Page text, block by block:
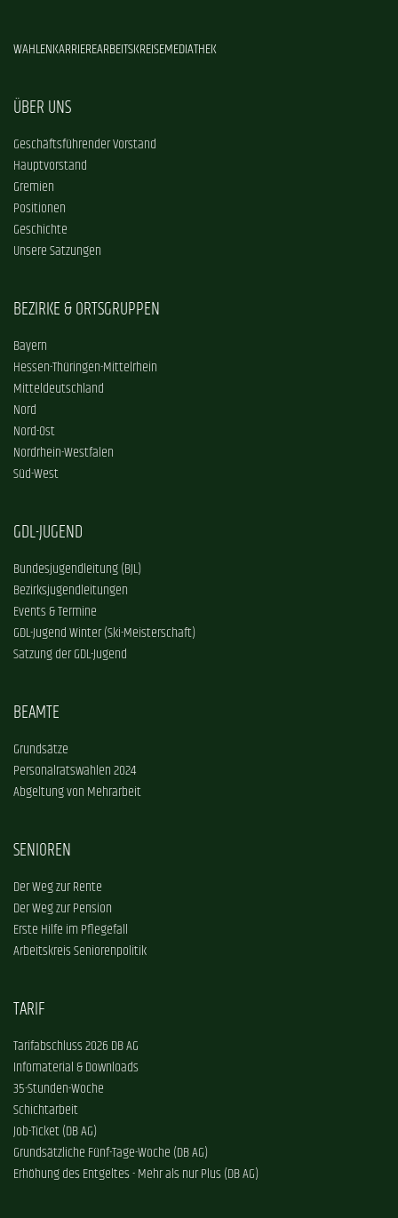
WAHLENKARRIEREARBEITSKREISEMEDIATHEK
ÜBER UNS
Geschäftsführender Vorstand
Hauptvorstand
Gremien
Positionen
Geschichte
Unsere Satzungen
BEZIRKE & ORTSGRUPPEN
Bayern
Hessen-Thüringen-Mittelrhein
Mitteldeutschland
Nord
Nord-Ost
Nordrhein-Westfalen
Süd-West
GDL-JUGEND
Bundesjugendleitung (BJL)
Bezirksjugendleitungen
Events & Termine
GDL-Jugend Winter (Ski-Meisterschaft)
Satzung der GDL-Jugend
BEAMTE
Grundsätze
Personalratswahlen 2024
Abgeltung von Mehrarbeit
SENIOREN
Der Weg zur Rente
Der Weg zur Pension
Erste Hilfe im Pflegefall
Arbeitskreis Seniorenpolitik
TARIF
Tarifabschluss 2026 DB AG
Infomaterial & Downloads
35-Stunden-Woche
Schichtarbeit
Job-Ticket (DB AG)
Grundsätzliche Fünf-Tage-Woche (DB AG)
Erhöhung des Entgeltes - Mehr als nur Plus (DB AG)